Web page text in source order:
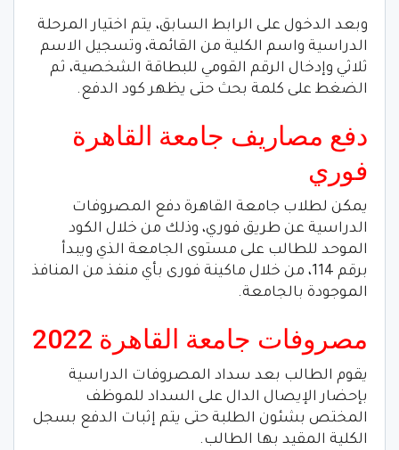
وبعد الدخول على الرابط السابق، يتم اختيار المرحلة
الدراسية واسم الكلية من القائمة، وتسجيل الاسم
ثلاثي وإدخال الرقم القومي للبطاقة الشخصية، ثم
الضغط على كلمة بحث حتى يظهر كود الدفع.
دفع مصاريف جامعة القاهرة
فوري
يمكن لطلاب جامعة القاهرة دفع المصروفات
الدراسية عن طريق فوري، وذلك من خلال الكود
الموحد للطالب على مستوى الجامعة الذي ويبدأ
برقم 114، من خلال ماكينة فورى بأي منفذ من المنافذ
الموجودة بالجامعة.
مصروفات جامعة القاهرة 2022
يقوم الطالب بعد سداد المصروفات الدراسية
بإحضار الإيصال الدال على السداد للموظف
المختص بشئون الطلبة حتى يتم إثبات الدفع بسجل
الكلية المقيد بها الطالب.